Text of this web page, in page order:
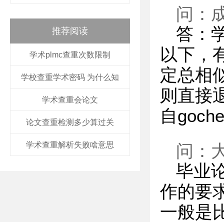
推荐阅读
学术plmc查重次数限制
学校查重学术密码 为什么知
学术查重会论文
论文查重检测多少算过关
学术查重解析失败啥意思
问：
答：
以下，
定总相
则直接
自
问：
毕业
作的要
一般是